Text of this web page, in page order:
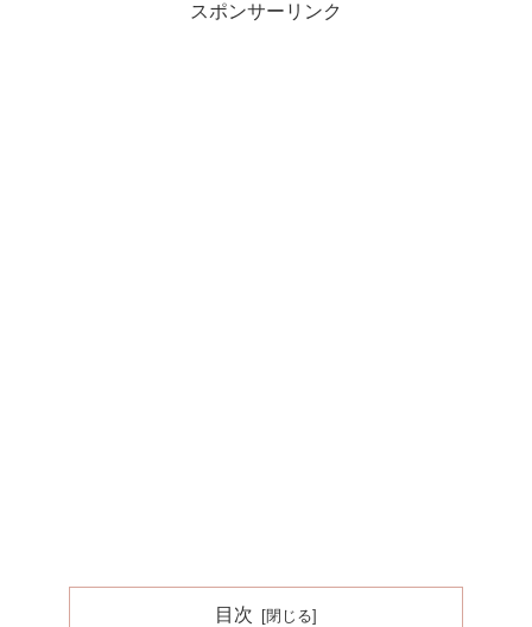
スポンサーリンク
目次